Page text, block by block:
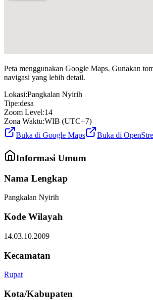
Peta menggunakan Google Maps. Gunakan
navigasi yang lebih detail.
Lokasi:Pangkalan Nyirih
Tipe:desa
Zoom Level:14
Zona Waktu:WIB (UTC+7)
Buka di Google Maps
Buka di
Informasi Umum
Nama Lengkap
Pangkalan Nyirih
Kode Wilayah
14.03.10.2009
Kecamatan
Rupat
Kota/Kabupaten